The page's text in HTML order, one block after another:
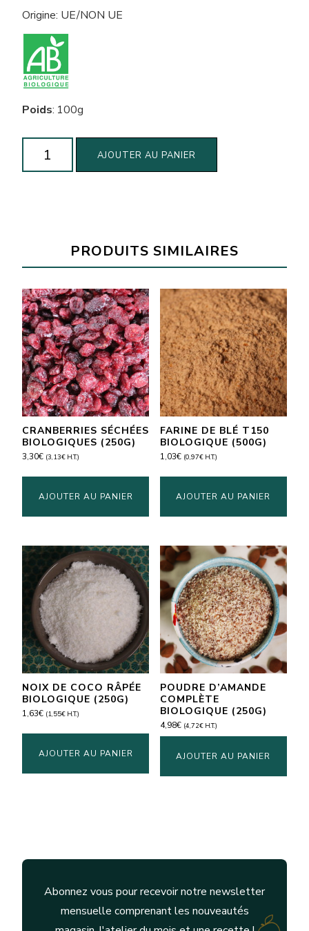
Origine: UE/NON UE
Poids: 100g
quantité
noir
(100g)
AJOUTER AU PANIER
PRODUITS SIMILAIRES
CRANBERRIES SÉCHÉES
BIOLOGIQUES (250G)
3,30€ (3,13€ H.T.)
AJOUTER AU PANIER
FARINE DE BLÉ T150
BIOLOGIQUE (500G)
1,03€ (0,97€H.T.)
AJOUTER AU PANIER
NOIX DE COCO RÂPÉE
BIOLOGIQUE (250G)
1,63€ (1,55€ H.T.)
AJOUTER AU PANIER
POUDRE D’AMANDE
COMPLÈTE
BIOLOGIQUE (250G)
4,98€ (4,72€H.T.)
AJOUTER AU PANIER
Abonnez vous pour recevoir notre newsletter
mensuelle comprenant les nouveautés